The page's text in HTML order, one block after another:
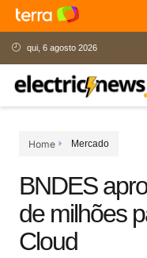
qui, 6 agosto 2026
Home Mercado
BNDES
de milhões
Cloud